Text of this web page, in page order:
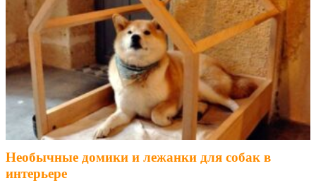
Необычные домики и лежанки для собак в
интерьере